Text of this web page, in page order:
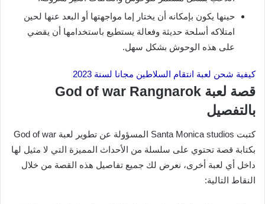
حينها يكون بإمكانه أن يختار إما مواجهتها أو البعد عنها لحين
امتلاكه أسلحة حديثة وفعالة يستطيع باستخدامها أن يقضي
على هذه الوحوش بشكل سهل.
كيفية شحن لعبة انتقام السلاطين مجانا لسنة 2023
قصة لعبة God of war Rangnarok
بالتفصيل
كتبت Santa Monica studios المسؤولة عن تطوير لعبة God of war
بكتابة قصة تحتوي على سلسلة من الأحداث المميزة التي لا مثيل لها
داخل أي لعبة أخرى، نعرض لك جميع تفاصيل هذه القصة من خلال
النقاط التالية: